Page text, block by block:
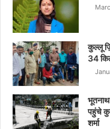
कुल्लू
34
भूतनाथ
पहुंचे
शर्मा